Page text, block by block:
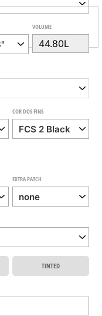
VOLUME
COR DOS FINS
EXTRA PATCH
TINTED